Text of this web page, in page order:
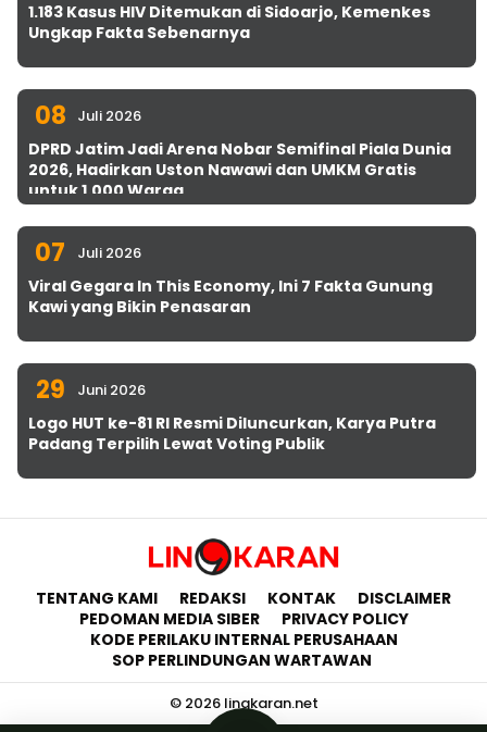
1.183 Kasus HIV Ditemukan di Sidoarjo, Kemenkes
Ungkap Fakta Sebenarnya
08 Juli 2026
DPRD Jatim Jadi Arena Nobar Semifinal Piala Dunia
2026, Hadirkan Uston Nawawi dan UMKM Gratis
untuk 1.000 Warga
07 Juli 2026
Viral Gegara In This Economy, Ini 7 Fakta Gunung
Kawi yang Bikin Penasaran
29 Juni 2026
Logo HUT ke-81 RI Resmi Diluncurkan, Karya Putra
Padang Terpilih Lewat Voting Publik
TENTANG KAMI REDAKSI KONTAK
DISCLAIMER
PEDOMAN MEDIA SIBER
PRIVACY POLICY
KODE PERILAKU INTERNAL PERUSAHAAN
SOP PERLINDUNGAN WARTAWAN
© 2026 lingkaran.net